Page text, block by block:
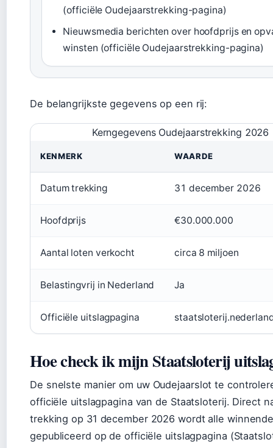
(officiële Oudejaarstrekking-pagina)
Nieuwsmedia berichten over hoofdprijs en
winsten (officiële Oudejaarstrekking-pagina)
De belangrijkste gegevens op een rij:
Kerngegevens Oudejaarstrekking 2026
KENMERK WAARDE
Datum trekking 31 december 2026
Hoofdprijs €30.000.000
Aantal loten verkocht circa 8 miljoen
Belastingvrij in Nederland Ja
Officiële uitslagpagina
Hoe check ik mijn Staatsloterij
De snelste manier om uw Oudejaarslot te
officiële uitslagpagina van de Staatsloterij. Direct
trekking op 31 december 2026 wordt alle
gepubliceerd op de officiële uitslagpagina